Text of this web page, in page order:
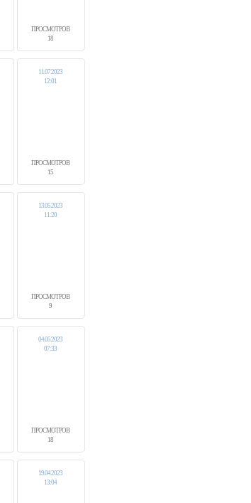
ПРОСМОТРОВ
18
ПРОСМОТРОВ
15
11.07.2023
12:01
ПРОСМОТРОВ
9
13.05.2023
11:20
ПРОСМОТРОВ
18
04.05.2023
07:33
19.04.2023
13:04